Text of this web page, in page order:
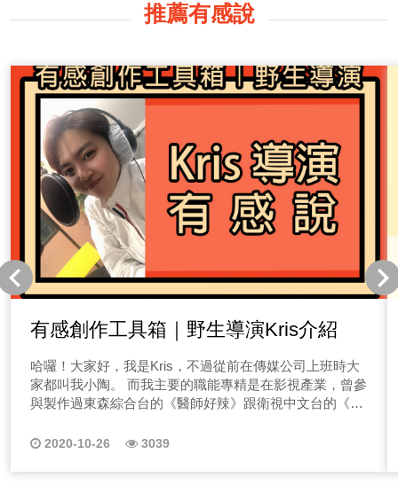
推薦有感說
有感創作工具箱｜野生導演Kris介紹
哈囉！大家好，我是Kris，不過從前在傳媒公司上班時大
家都叫我小陶。 而我主要的職能專精是在影視產業，曾參
與製作過東森綜合台的《醫師好辣》跟衛視中文台的《冠
劇本，是小紅帽的續集，當時寫完就逼迫同學演，但沒有
相似，當時就覺得原來我是該被認可的！我有這天賦才
2020-10-26 3039